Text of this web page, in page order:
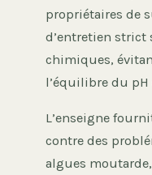
propriétaires de
d’entretien strict
chimiques,
l’équilibre du pH
L’enseigne
contre des
algues